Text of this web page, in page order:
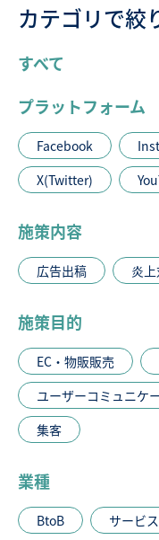
カテゴリで絞
すべて
プラットフォーム
Facebook
X(Twitter)
施策内容
広告出稿 炎
施策目的
EC・物販販売
ユーザーコミュニケ
集客
業種
BtoB
サービ